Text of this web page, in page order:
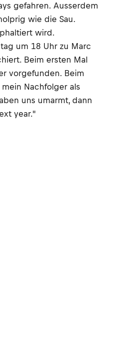
gefahren. Ausserdem
wie die Sau.
wird.
um 18 Uhr zu Marc
Beim ersten Mal
vorgefunden. Beim
Nachfolger als
uns umarmt, dann
year."